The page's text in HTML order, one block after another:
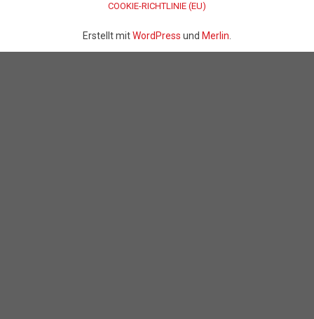
COOKIE-RICHTLINIE (EU)
Erstellt mitWordPress und Merlin